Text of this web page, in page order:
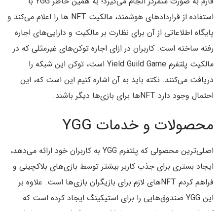
استفاده از قراردادهای هوشمند، مالکیت NFT ها را اعلام می‌کند و
پایگاه اطلاعاتی از آن برای نظارت بر مالکیت و دارایی‌های اجاره
رفته ساخته است. کاربران در ازای اجاره توکن‌های غیرمثلی که در
مالکیت پلتفرم Yield Guild Game است، توکن این شبکه را
دریافت می‌کنند. نکته باید به آن اشاره کنیم این است که، این
احتمال وجود دارد NFTها برای بازی‌ها دیگر باشند.
محصولات و خدمات YGG
اصلی‌ترین محصولی که پلتفرم YGG به کاربران خود ارائه می‌دهد،
ایجاد بستری برای جذب کاربر بیشتر توسط بازی‌های بلاکچینی و
فراهم کردم NFTهای لازم برای بازیگران بازی‌ها است. علاوه بر
این YGG صندوق‌هایی را برای استیکینگ ایجاد کرده است که